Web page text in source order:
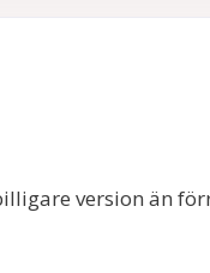
version än